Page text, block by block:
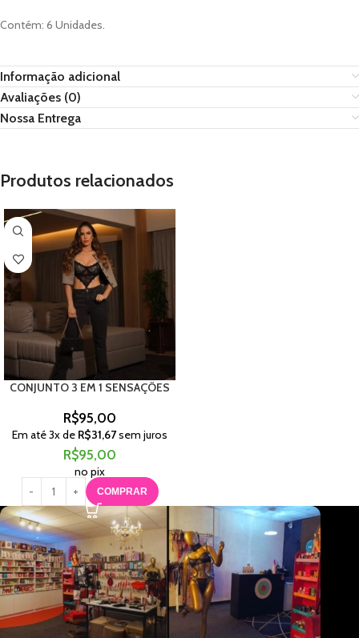
Contém: 6 Unidades.
Informação adicional
Avaliações (0)
Nossa Entrega
Produtos relacionados
CONJUNTO 3 EM 1 SENSAÇÕES
R$95,00
Em até3x de R$31,67sem juros
R$95,00
no pix
COMPRAR